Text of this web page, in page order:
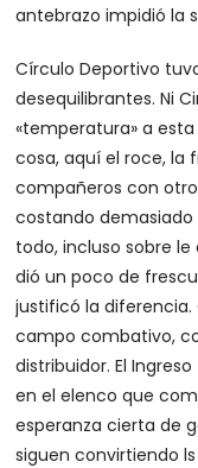
antebrazo impidió la
Círculo Deportivo
desequilibrantes. Ni
«temperatura» a
cosa, aquí el roce, la
compañeros con
costando demasiado
todo, incluso sobre le
dió un poco de
justificó la diferencia.
campo combativo,
distribuidor. El
en el elenco que
esperanza cierta de
siguen convirtiendo